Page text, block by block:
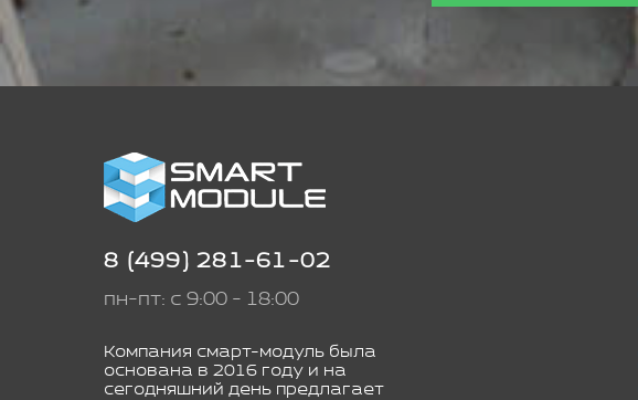
8 (499) 281-61-02
пн-пт: с 9:00 - 18:00
Компания смарт-модуль была
основана в 2016 году и на
сегодняшний день предлагает